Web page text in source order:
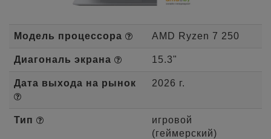
Модель процессора AMD Ryzen 7 250
Диагональ экрана 15.3"
Дата выхода на рынок 2026 г.
Тип
игровой
(геймерский)